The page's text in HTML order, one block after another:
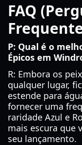
FAQ
P: Qual é o
Épicos em
R: Embora os
qualquer lugar,
estende para
fornecer uma
raridade Azul e
mais escura que
seu lançamento.